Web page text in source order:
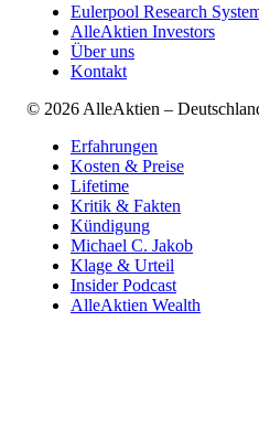
Eulerpool Research
AlleAktien Investors
Über uns
Kontakt
© 2026 AlleAktien –
Erfahrungen
Kosten & Preise
Lifetime
Kritik & Fakten
Kündigung
Michael C. Jakob
Klage & Urteil
Insider Podcast
AlleAktien Wealth